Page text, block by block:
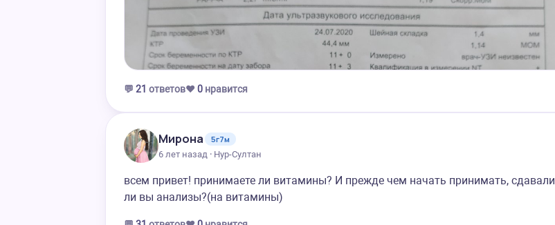
💬 21 ответов❤️ 0 нравится
Мирона
5г7м
6 лет назад · Нур-Султан
всем привет! принимаете ли витамины? И прежде чем начать принимать, сдавали
ли вы анализы?(на витамины)